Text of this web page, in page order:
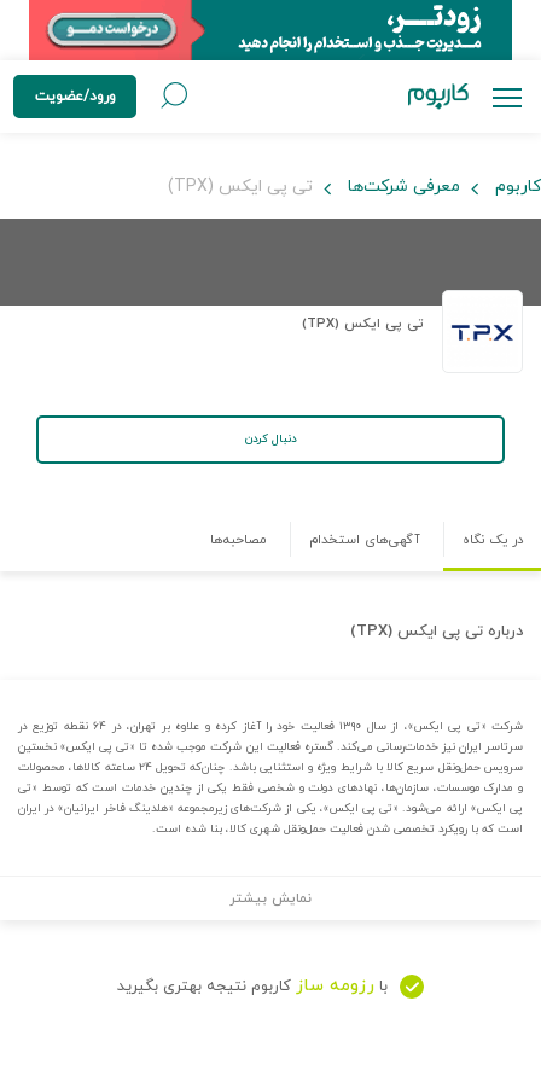
ورود/عضویت
کاربوم معرفی شرکت‌ها تی پی ایکس (TPX)
تی پی ایکس (TPX)
دنبال کردن
در یک نگاه آگهی‌های استخدام مصاحبه‌ها
درباره تی پی ایکس (TPX)
شرکت «تی پی ایکس»، از سال ۱۳۹۰ فعالیت خود را آغاز کرده و علاوه بر تهران، در ۶۴ نقطه توزیع در
سرتاسر ایران نیز خدمات‌رسانی می‌کند. گستره فعالیت این شرکت موجب شده تا «تی پی ایکس» نخستین
سرویس حمل‌ونقل سریع کالا با شرایط ویژه و استثنایی باشد. چنان‌که تحویل ۲۴ ساعته کالاها، محصولات
و مدارک موسسات، سازمان‌ها، نهادهای دولت و شخصی فقط یکی از چندین خدمات است که توسط «تی
پی ایکس» ارائه می‌شود. «تی پی ایکس»، یکی از شرکت‌های زیرمجموعه «هلدینگ فاخر ایرانیان» در ایران
است که با رویکرد تخصصی شدن فعالیت حمل‌ونقل شهری کالا، بنا شده است.
نمایش بیشتر
با رزومه ساز کاربوم نتیجه بهتری بگیرید